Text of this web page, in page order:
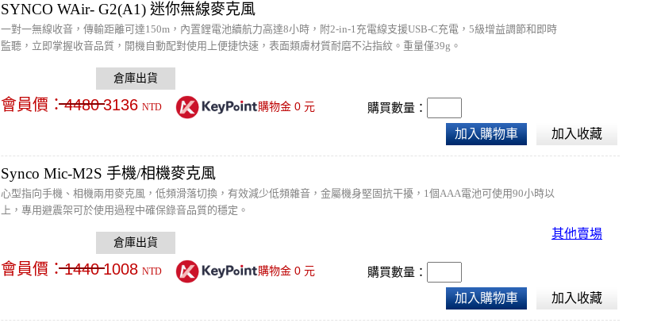
SYNCO WAir- G2(A1) 迷你無線麥克風
一對一無線收音，傳輸距離可達150m，內置鋰電池續航力高達8小時，附2-in-1充電線支援USB-C充電，5級增益調節和即時
監聽，立即掌握收音品質，開機自動配對使用上便捷快速，表面類膚材質耐磨不沾指紋。重量僅39g。
會員價：4480 3136 NTD 購物金 0元 購買數量：
加入購物車 加入收藏
Synco Mic-M2S 手機/相機麥克風
心型指向手機、相機兩用麥克風，低頻滑落切換，有效減少低頻雜音，金屬機身堅固抗干擾，1個AAA電池可使用90小時以
上，專用避震架可於使用過程中確保錄音品質的穩定。
其他賣場
會員價：1440 1008 NTD 購物金 0元 購買數量：
加入購物車 加入收藏